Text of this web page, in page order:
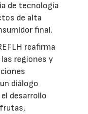
de tecnología
de alta
final.
reafirma
regiones y
diálogo
desarrollo